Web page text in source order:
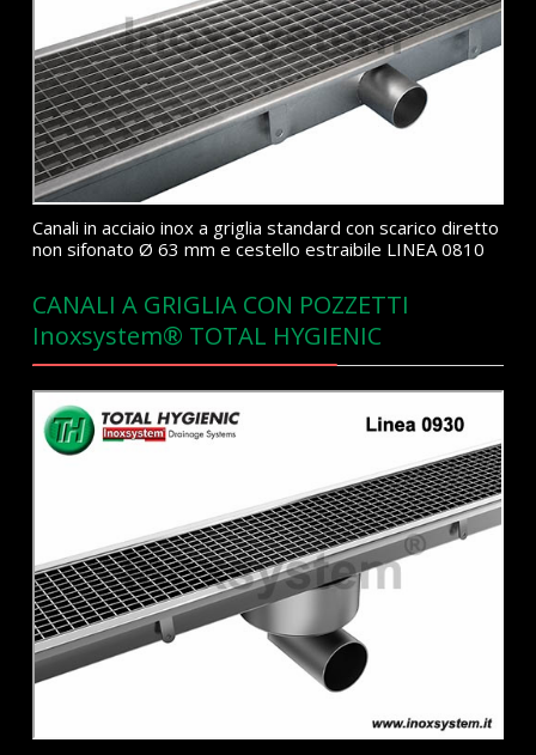
Canali in acciaio inox a griglia standard con scarico diretto
non sifonato Ø 63 mm e cestello estraibile LINEA 0810
CANALI A GRIGLIA CON POZZETTI
Inoxsystem® TOTAL HYGIENIC